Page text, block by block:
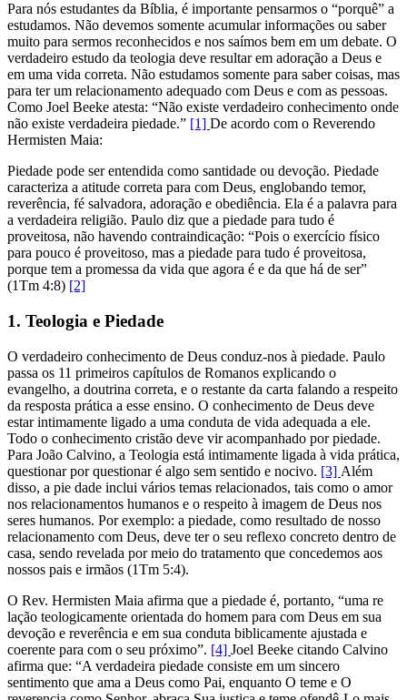
Para nós estudantes da Bíblia, é importante pensarmos o “porquê” a
estudamos. Não devemos somente acumular informações ou saber
muito para sermos reconhecidos e nos saímos bem em um debate. O
verdadeiro estudo da teologia deve resultar em adoração a Deus e
em uma vida correta. Não estudamos somente para saber coisas, mas
para ter um relacionamento adequado com Deus e com as pessoas.
Como Joel Beeke atesta: “Não existe verdadeiro conhecimento onde
não existe verdadeira piedade.” [1] De acordo com o Reverendo
Hermisten Maia:
Piedade pode ser entendida como santidade ou devoção. Piedade
caracteriza a atitude correta para com Deus, englobando temor,
reverência, fé salvadora, adoração e obediência. Ela é a palavra para
a verdadeira religião. Paulo diz que a piedade para tudo é
proveitosa, não havendo contraindicação: “Pois o exercício físico
para pouco é proveitoso, mas a piedade para tudo é proveitosa,
porque tem a promessa da vida que agora é e da que há de ser”
(1Tm 4:8) [2]
1. Teologia e Piedade
O verdadeiro conhecimento de Deus conduz-nos à piedade. Paulo
passa os 11 primeiros capítulos de Romanos explicando o
evangelho, a doutrina correta, e o restante da carta falando a respeito
da resposta prática a esse ensino. O conhecimento de Deus deve
estar intimamente ligado a uma conduta de vida adequada a ele.
Todo o conhecimento cristão deve vir acompanhado por piedade.
Para João Calvino, a Teologia está intimamente ligada à vida prática,
questionar por questionar é algo sem sentido e nocivo. [3] Além
disso, a pie dade inclui vários temas relacionados, tais como o amor
nos relacionamentos humanos e o respeito à imagem de Deus nos
seres humanos. Por exemplo: a piedade, como resultado de nosso
relacionamento com Deus, deve ter o seu reflexo concreto dentro de
casa, sendo revelada por meio do tratamento que concedemos aos
nossos pais e irmãos (1Tm 5:4).
O Rev. Hermisten Maia afirma que a piedade é, portanto, “uma re
lação teologicamente orientada do homem para com Deus em sua
devoção e reverência e em sua conduta biblicamente ajustada e
coerente para com o seu próximo”. [4] Joel Beeke citando Calvino
afirma que: “A verdadeira piedade consiste em um sincero
sentimento que ama a Deus como Pai, enquanto O teme e O